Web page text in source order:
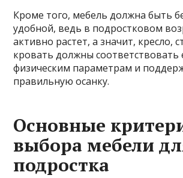
Кроме того, мебель должна быть
удобной, ведь в подростковом
активно растет, а значит, кресло,
кровать должны соответствовать
физическим параметрам и
правильную осанку.
Основные
выбора мебели
подростка